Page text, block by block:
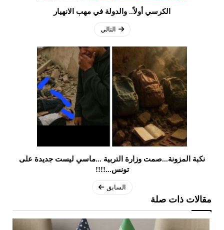
الكرسي أولاً.. والدولة في مهب الانهيار
التالي
نكبة المزونة...صمت وزارة التربية ...ماسي ليست جديدة على
تونس...!!!!
السابق
مقالات ذات صلة